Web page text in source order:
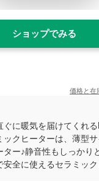
ショップでみる
価格と在
ぐに暖気を届けてくれ
ックヒーターは、薄型
ター♪静音性もしっかり
全に使えるセラミック